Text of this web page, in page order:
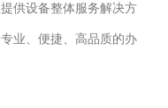
供设备整体服务解决方
业、便捷、高品质的办